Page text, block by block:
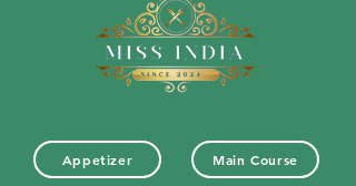
Appetizer Main Course